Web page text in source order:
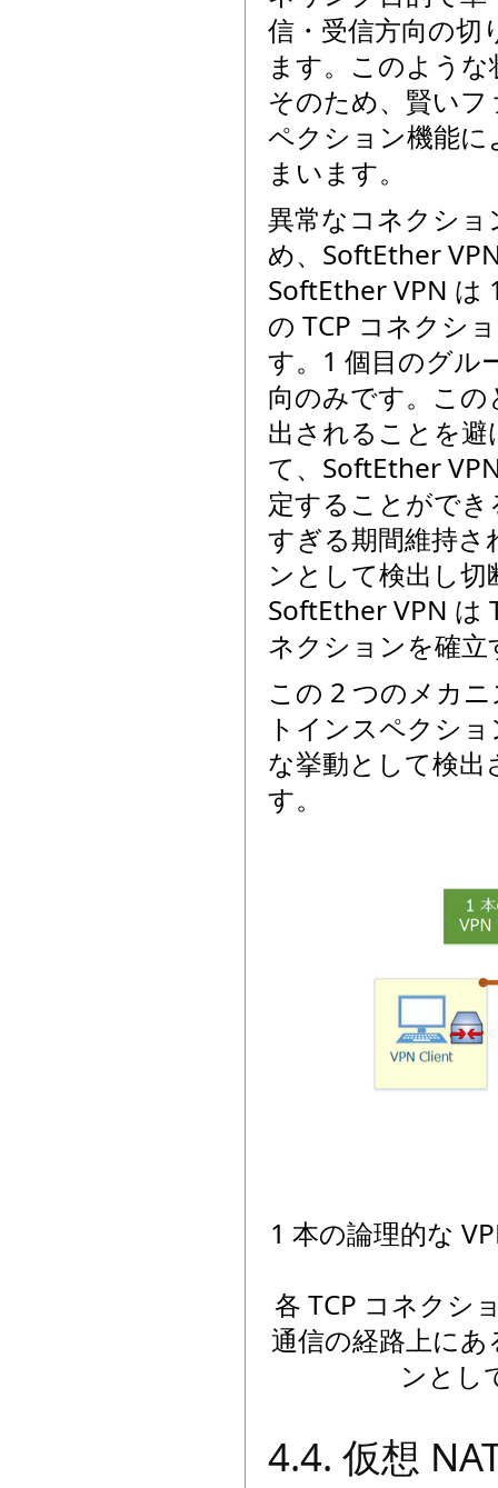
信・受信方向の切
ます。このよう
そのため、賢い
ペクション機能に
まいます。
異常なコネクシ
め、SoftEther
SoftEther VPN は
の TCP コネクシ
す。1 個目のグル
向のみです。こ
出されることを
て、SoftEther
定することがで
すぎる期間維持さ
ンとして検出し
SoftEther VPN は
ネクションを確
この 2 つのメカ
トインスペクシ
な挙動として検
す。
1 本の論理的な
各 TCP コネクシ
通信の経路上に
ンとし
4.4. 仮想